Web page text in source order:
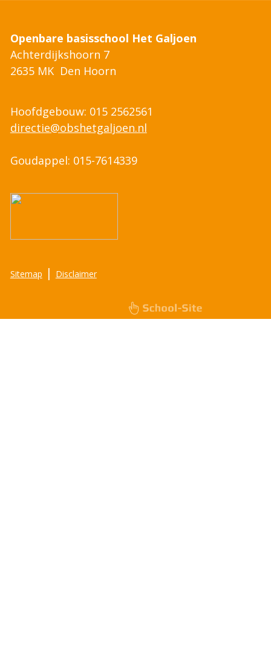
Openbare basisschool Het Galjoen
Achterdijkshoorn 7
2635 MK Den Hoorn
Hoofdgebouw: 015 2562561
directie@obshetgaljoen.nl
Goudappel: 015-7614339
Sitemap | Disclaimer